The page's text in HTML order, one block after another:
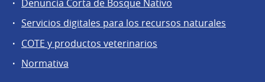
Denuncia Corta de Bosque Nativo
Servicios digitales para los recursos naturales
COTE y productos veterinarios
Normativa